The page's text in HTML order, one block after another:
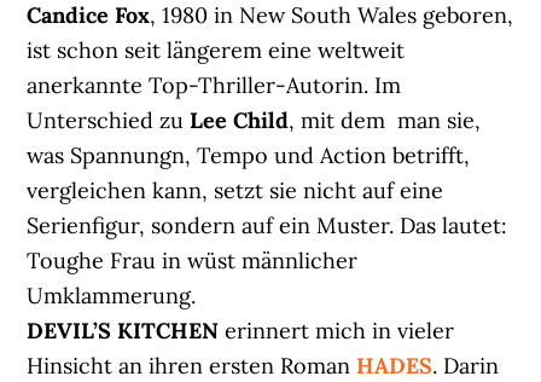
Candice Fox, 1980 in New South Wales geboren,
ist schon seit längerem eine weltweit
anerkannte Top-Thriller-Autorin. Im
Unterschied zuLee Child, mit dem man sie,
was Spannungn, Tempo und Action betrifft,
vergleichen kann, setzt sie nicht auf eine
Serienfigur, sondern auf ein Muster. Das lautet:
Toughe Frau in wüst männlicher
Umklammerung.
DEVIL’S KITCHEN erinnert mich in vieler
Hinsicht an ihren ersten Roman HADES. Darin